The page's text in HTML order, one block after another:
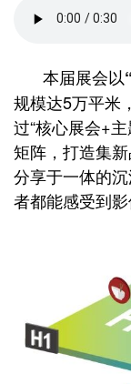
本届展会以
规模达5万平米
过“核心展会+
矩阵，打造集
分享于一体的
者都能感受到影